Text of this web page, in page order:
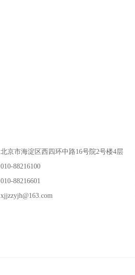
北京市海淀区西四环中路16号院2号楼4层
010-88216100
010-88216601
xjjzzyjh@163.com